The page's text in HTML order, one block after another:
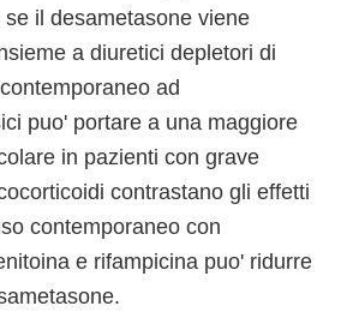
il desametasone viene
a diuretici depletori di
ad
puo' portare a una maggiore
in pazienti con grave
contrastano gli effetti
contemporaneo con
e rifampicina puo' ridurre